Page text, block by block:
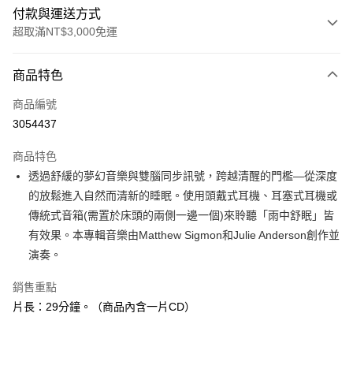
付款與運送方式
超取滿NT$3,000免運
信用卡一次付款
超商取貨付款
Apple Pay
街口支付
悠遊付
ATM付款
商品特色
商品編號
3054437
商品特色
透過舒緩的夢幻音樂與雙腦同步訊號，跨越清醒的門檻—從深度
的放鬆進入自然而清新的睡眠。使用頭戴式耳機、耳塞式耳機或
傳統式音箱(需置於床頭的兩側一邊一個)來聆聽「雨中舒眠」皆
有效果。本專輯音樂由Matthew Sigmon和Julie Anderson創作並
演奏。
銷售重點
片長：29分鐘。（商品內含一片CD）